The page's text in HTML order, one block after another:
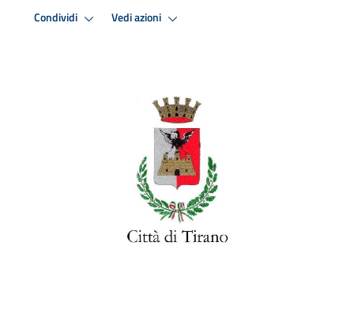
Condividi Vedi azioni